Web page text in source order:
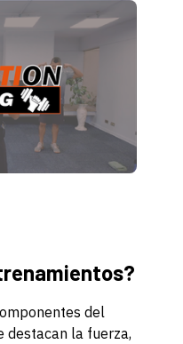
del
destacan la fuerza,